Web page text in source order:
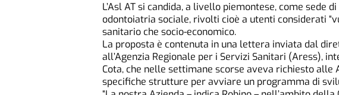
L’Asl AT si candida, a livello piemontese, come sede
odontoiatria sociale, rivolti cioè a utenti considerati
sanitario che socio-economico.
La proposta è contenuta in una lettera inviata dal
all’Agenzia Regionale per i Servizi Sanitari (Aress),
Cota, che nelle settimane scorse aveva richiesto
specifiche strutture per avviare un programma di